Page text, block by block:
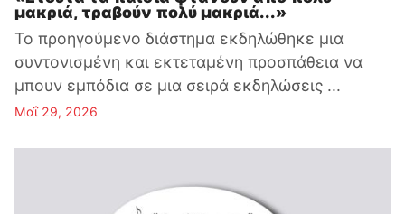
μακριά, τραβούν πολύ μακριά...»
Το προηγούμενο διάστημα εκδηλώθηκε μια
συντονισμένη και εκτεταμένη προσπάθεια να
μπουν εμπόδια σε μια σειρά εκδηλώσεις ...
Μαΐ 29, 2026